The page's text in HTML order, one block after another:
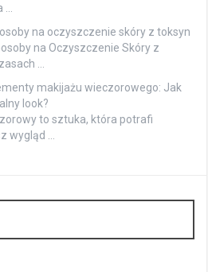
…
na oczyszczenie skóry z toksyn
na Oczyszczenie Skóry z
…
makijażu wieczorowego: Jak
look?
to sztuka, która potrafi
wygląd …